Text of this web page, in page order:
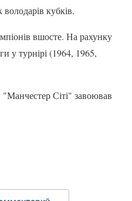
кубків.
вшосте. На рахунку
у турнірі (1964, 1965,
Сіті" завоював